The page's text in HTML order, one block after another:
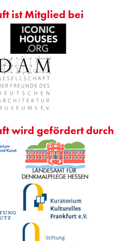
ist Mitglied bei
wird gefördert durch